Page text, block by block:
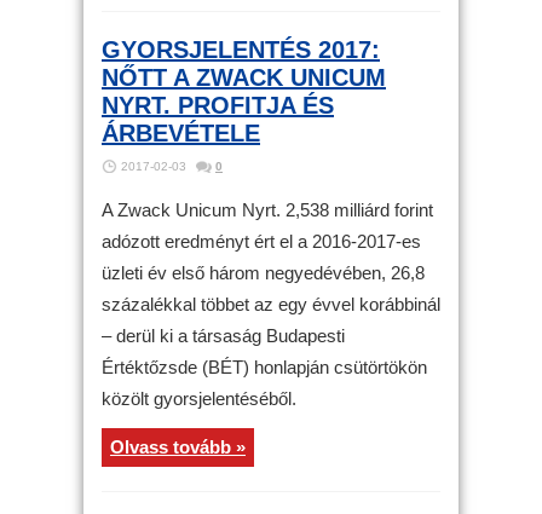
GYORSJELENTÉS 2017:
NŐTT A ZWACK UNICUM
NYRT. PROFITJA ÉS
ÁRBEVÉTELE
2017-02-03 0
A Zwack Unicum Nyrt. 2,538 milliárd forint
adózott eredményt ért el a 2016-2017-es
üzleti év első három negyedévében, 26,8
százalékkal többet az egy évvel korábbinál
– derül ki a társaság Budapesti
Értéktőzsde (BÉT) honlapján csütörtökön
közölt gyorsjelentéséből.
Olvass tovább »